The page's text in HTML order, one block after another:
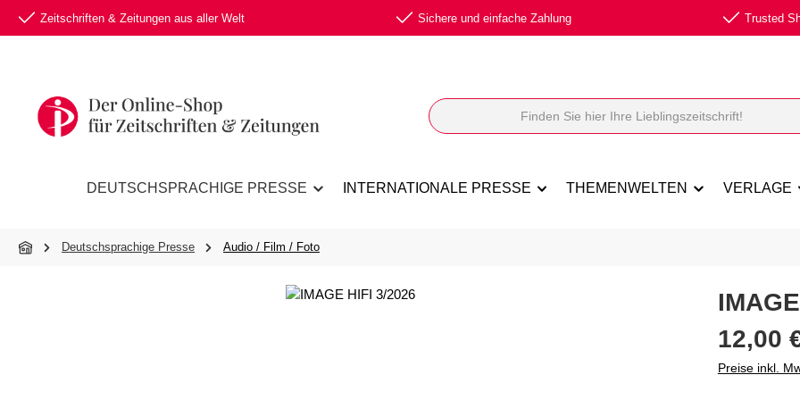
Hauptinhalt springen
Zur Suche springen
Zur Hauptnavigation springen
Zeitschriften & Zeitungen aus aller Welt Sichere und einfache Zahlung Trusted
DEUTSCHSPRACHIGE PRESSE INTERNATIONALE PRESSE THEMENWELTEN VERLAGE
Deutschsprachige Presse Audio / Film / Foto
Regulärer
12,00
Preise inkl.